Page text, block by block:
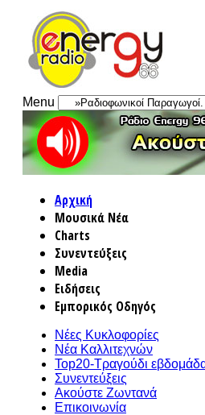
Menu
Αρχική
Μουσικά Νέα
Charts
Συνεντεύξεις
Media
Ειδήσεις
Εμπορικός Οδηγός
Νέες Κυκλοφορίες
Νέα Καλλιτεχνών
Top20-Τραγούδι
Συνεντεύξεις
Ακούστε Ζωντανά
Επικοινωνία